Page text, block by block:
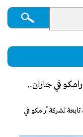
في جازان..
لشركة أرامكو في